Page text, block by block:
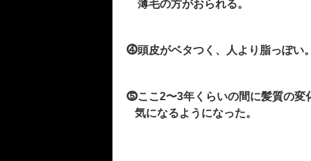
薄毛の方がおられる。
⓸頭皮がベタつく、人より脂っぽい。
⓹ここ2〜3年くらいの間に髪質の変
気になるようになった。